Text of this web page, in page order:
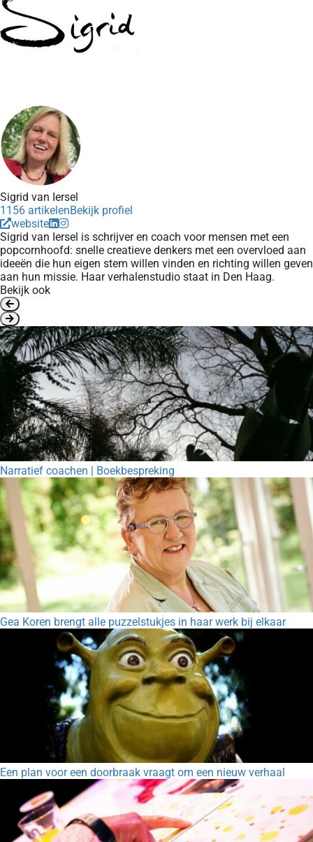
Sigrid van Iersel
1156 artikelenBekijk profiel
website
Sigrid van Iersel is schrijver en coach voor mensen met een
popcornhoofd: snelle creatieve denkers met een overvloed aan
ideeën die hun eigen stem willen vinden en richting willen geven
aan hun missie. Haar verhalenstudio staat in Den Haag.
Bekijk ook
Narratief coachen | Boekbespreking
Gea Koren brengt alle puzzelstukjes in haar werk bij elkaar
Een plan voor een doorbraak vraagt om een nieuw verhaal